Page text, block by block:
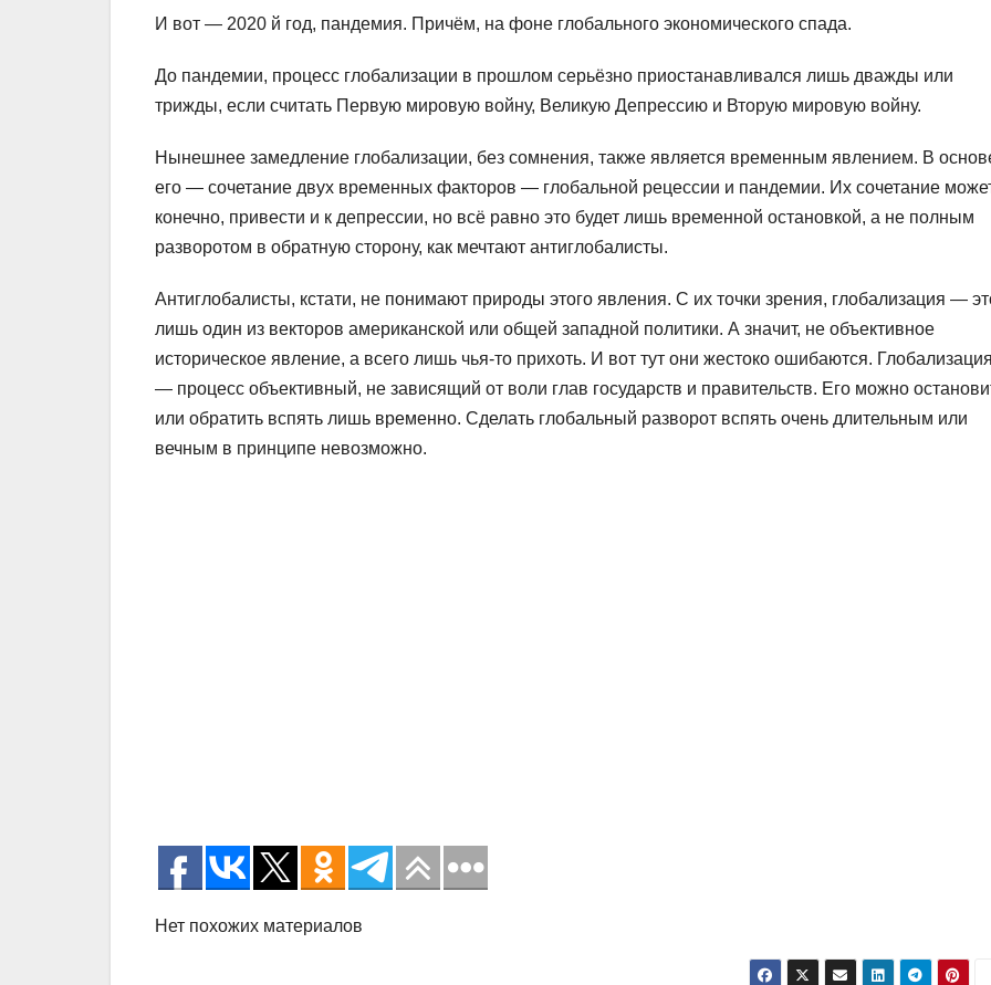
И вот — 2020 й год, пандемия. Причём, на фоне глобального экономического спада.
До пандемии, процесс глобализации в прошлом серьёзно приостанавливался лишь дважды или
трижды, если считать Первую мировую войну, Великую Депрессию и Вторую мировую войну.
Нынешнее замедление глобализации, без сомнения, также является временным явлением. В
его — сочетание двух временных факторов — глобальной рецессии и пандемии. Их сочетание
конечно, привести и к депрессии, но всё равно это будет лишь временной остановкой, а не полным
разворотом в обратную сторону, как мечтают антиглобалисты.
Антиглобалисты, кстати, не понимают природы этого явления. С их точки зрения, глобализация —
лишь один из векторов американской или общей западной политики. А значит, не объективное
историческое явление, а всего лишь чья-то прихоть. И вот тут они жестоко ошибаются.
— процесс объективный, не зависящий от воли глав государств и правительств. Его можно
или обратить вспять лишь временно. Сделать глобальный разворот вспять очень длительным или
вечным в принципе невозможно.
Нет похожих материалов